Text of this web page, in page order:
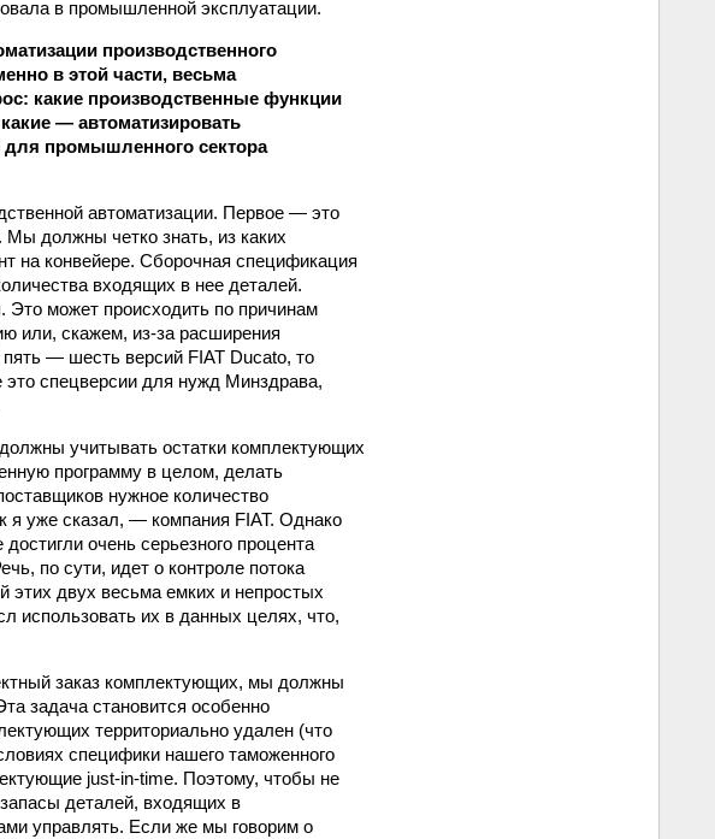
в промышленной эксплуатации.
производственного
в этой части, весьма
какие производственные функции
— автоматизировать
для промышленного сектора
автоматизации. Первое — это
Мы должны четко знать, из каких
на конвейере. Сборочная спецификация
входящих в нее деталей.
Это может происходить по причинам
или, скажем, из‑за расширения
— шесть версий FIAT Ducato, то
это спецверсии для нужд Минздра­ва,
учитывать остатки комплектующих
программу в целом, делать
нужное количество
уже сказал, — компания FIAT. Однако
очень серьезного процента
по сути, идет о контроле потока
этих двух весьма емких и непростых
использовать их в данных целях, что,
заказ комплектующих, мы должны
задача становится особенно
территориально удален (что
специфики нашего таможенного
just-in-time. Поэтому, чтобы не
деталей, входящих в
управлять. Если же мы говорим о